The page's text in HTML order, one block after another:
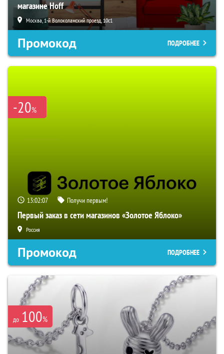
магазине Hoff
Москва, 1-й Волоколамский проезд, 10с1
Промокод ПОДРОБНЕЕ
-20%
13:02:06 Получи первым!
Первый заказ в сети магазинов «Золотое Яблоко»
Россия
Промокод ПОДРОБНЕЕ
до 100%